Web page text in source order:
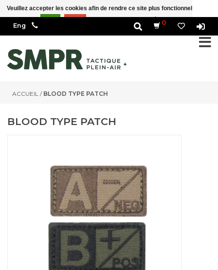
0
ACCUEIL / BLOOD TYPE PATCH
BLOOD TYPE PATCH
Veuillez accepter les cookies afin de rendre ce site plus fonctionnel Est-ce
En savoir plus sur les témoins (cookies) »